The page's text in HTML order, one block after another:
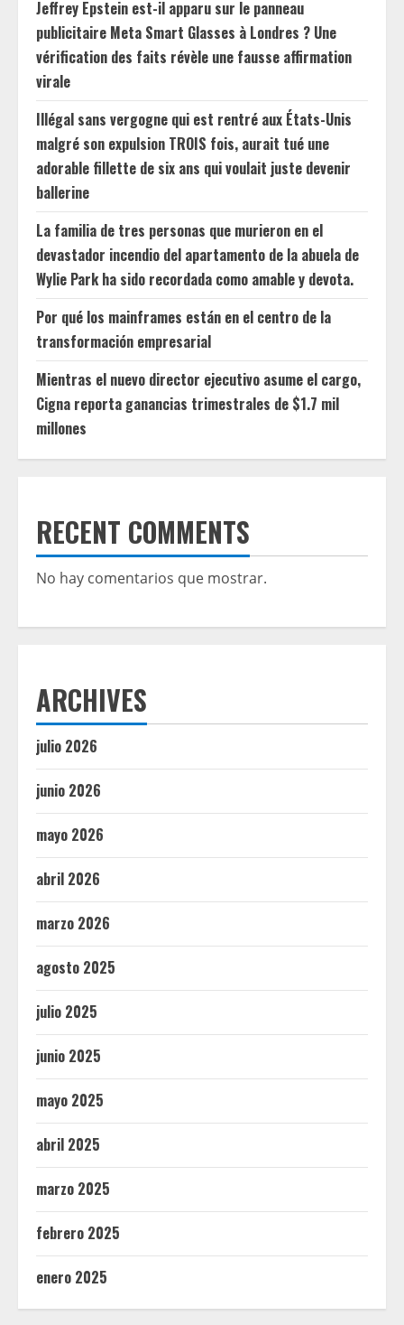
Jeffrey Epstein est-il apparu sur le panneau
publicitaire Meta Smart Glasses à Londres ? Une
vérification des faits révèle une fausse affirmation
virale
Illégal sans vergogne qui est rentré aux États-Unis
malgré son expulsion TROIS fois, aurait tué une
adorable fillette de six ans qui voulait juste devenir
ballerine
La familia de tres personas que murieron en el
devastador incendio del apartamento de la abuela de
Wylie Park ha sido recordada como amable y devota.
Por qué los mainframes están en el centro de la
transformación empresarial
Mientras el nuevo director ejecutivo asume el cargo,
Cigna reporta ganancias trimestrales de $1.7 mil
millones
RECENT COMMENTS
No hay comentarios que mostrar.
ARCHIVES
julio 2026
junio 2026
mayo 2026
abril 2026
marzo 2026
agosto 2025
julio 2025
junio 2025
mayo 2025
abril 2025
marzo 2025
febrero 2025
enero 2025